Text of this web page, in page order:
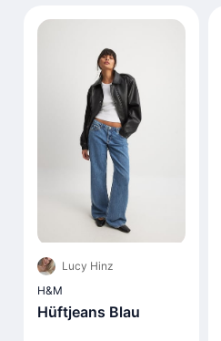
Lucy Hinz
H&M
Hüftjeans Blau